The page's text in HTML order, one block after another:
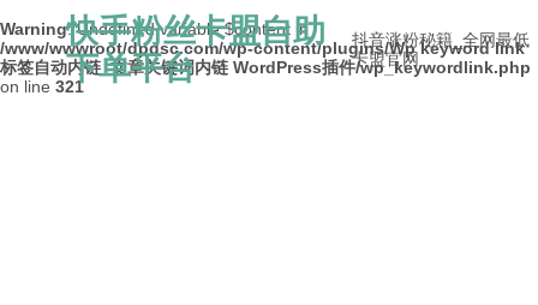
Warning: Undefined variable $content in
/www/wwwroot/dpdsc.com/wp-content/plugins/Wp keyword link
标签自动内链_文章关键词内链 WordPress插件/wp_keywordlink.php
on line 321
快手粉丝卡盟自助
下单平台
抖音涨粉秘籍_全网最低
卡盟官网